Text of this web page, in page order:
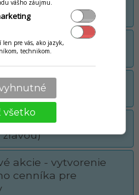
(scénar: 2 veľké Pizze +
zadarmo)
3 Pizze + 1
2 Pizze + 1
zľavou)
akcie - vytvorenie
cenníka pre
vášho záujmu.
pre vás, ako jazyk,
technikom.
všetko